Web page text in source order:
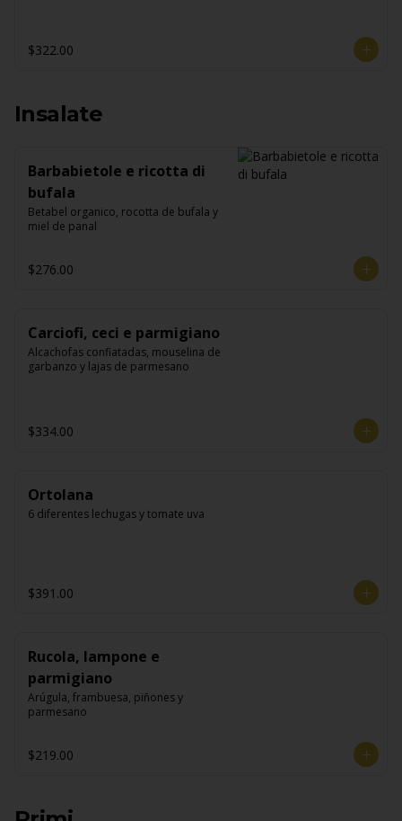
$322.00
Insalate
Barbabietole e ricotta di
bufala
Betabel organico, rocotta de bufala y
miel de panal
$276.00
Carciofi, ceci e parmigiano
Alcachofas confiatadas, mouselina de
garbanzo y lajas de parmesano
$334.00
Ortolana
6 diferentes lechugas y tomate uva
$391.00
Rucola, lampone e
parmigiano
Arúgula, frambuesa, piñones y
parmesano
$219.00